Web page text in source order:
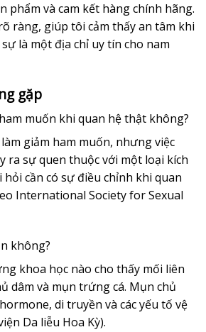
phẩm và cam kết hàng chính hãng.
ràng, giúp tôi cảm thấy an tâm khi
là một địa chỉ uy tín cho nam
gặp
muốn khi quan hệ thật không?
giảm ham muốn, nhưng việc
ra sự quen thuộc với một loại kích
cần có sự điều chỉnh khi quan
International Society for Sexual
không?
khoa học nào cho thấy mối liên
dâm và mụn trứng cá. Mụn chủ
di truyền và các yếu tố vệ
Da liễu Hoa Kỳ).